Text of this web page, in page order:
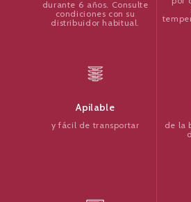
durante 6 años. Consulte
condiciones con su
distribuidor habitual.
Apilable
y fácil de transportar
de la